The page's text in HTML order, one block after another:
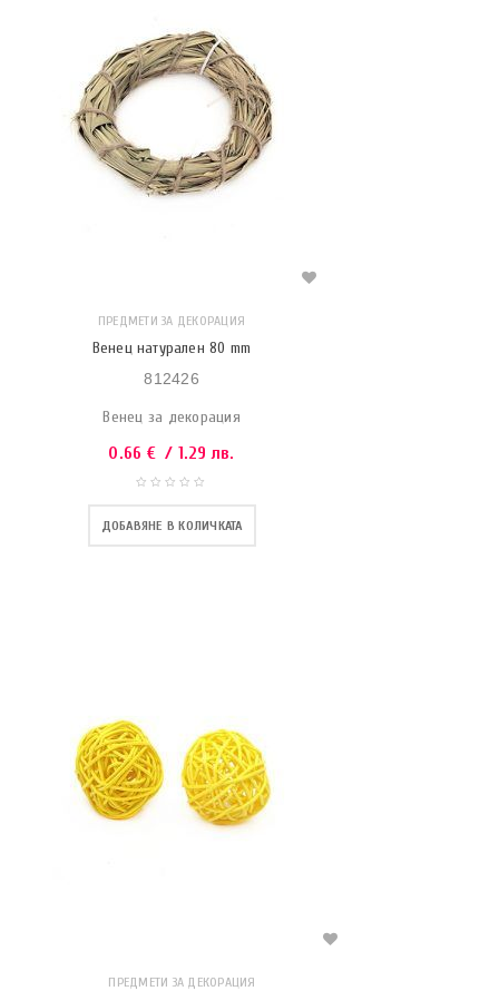
ПРЕДМЕТИ ЗА ДЕКОРАЦИЯ
Венец натурален 80 mm
812426
Венец за декорация
0.66 € / 1.29 лв.
ДОБАВЯНЕ В КОЛИЧКАТА
ПРЕДМЕТИ ЗА ДЕКОРАЦИЯ